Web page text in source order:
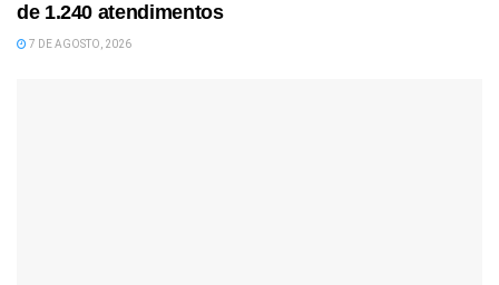
de 1.240 atendimentos
7 DE AGOSTO, 2026